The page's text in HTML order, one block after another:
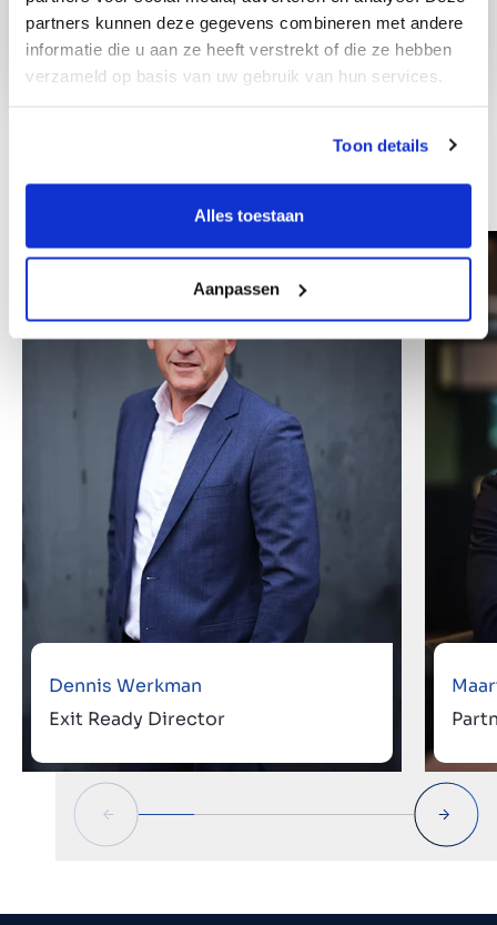
partners kunnen deze gegevens combineren met andere
informatie die u aan ze heeft verstrekt of die ze hebben
verzameld op basis van uw gebruik van hun services.
Toon details
Alles toestaan
Aanpassen
Other colleagues
Dennis Werkman
Exit Ready Director